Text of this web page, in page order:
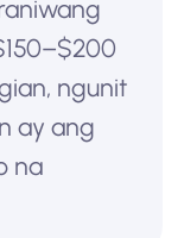
ngunit
ay ang
na